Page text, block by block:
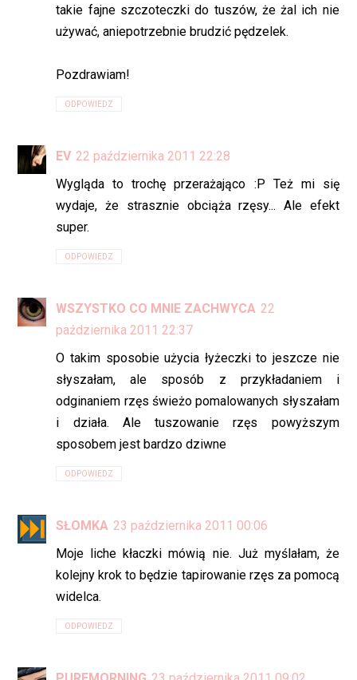
takie fajne szczoteczki do tuszów, że żal ich nie
używać, aniepotrzebnie brudzić pędzelek.
Pozdrawiam!
ODPOWIEDZ
EV 22 października 2011 22:28
Wygląda to trochę przerażająco :P Też mi się
wydaje, że strasznie obciąża rzęsy... Ale efekt
super.
ODPOWIEDZ
WSZYSTKO CO MNIE ZACHWYCA 22
października 2011 22:37
O takim sposobie użycia łyżeczki to jeszcze nie
słyszałam, ale sposób z przykładaniem i
odginaniem rzęs świeżo pomalowanych słyszałam
i działa. Ale tuszowanie rzęs powyższym
sposobem jest bardzo dziwne
ODPOWIEDZ
SŁOMKA 23 października 2011 00:06
Moje liche kłaczki mówią nie. Już myślałam, że
kolejny krok to będzie tapirowanie rzęs za pomocą
widelca.
ODPOWIEDZ